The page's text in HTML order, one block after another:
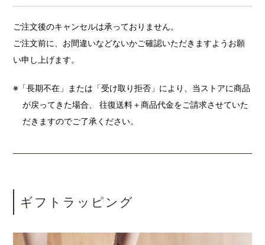
ご注文後のキャンセルは承っておりません。
ご注文前に、お間違いなどないかご確認いただきますようお願
い申し上げます。
※「長期不在」または「受け取り拒否」により、当ストアに商品
が戻ってきた場合、 往復送料＋商品代金をご請求させていた
だきますのでご了承ください。
ギフトラッピング